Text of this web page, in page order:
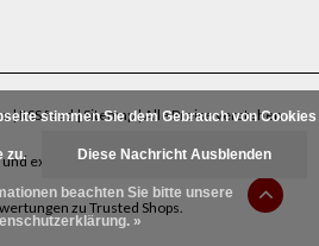
|RSS feed|Sitemap| Alle Preise verstehen
exklusivePorto.
zu Trusted Shops
stimmen Sie dem Gebrauch von Cookies
zu. Diese Nachricht Ausblenden
beachten Sie bitte unsere
»